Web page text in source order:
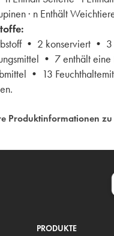
· n Enthält
• 2 konserviert •
• 7 enthält
• 13
Produktinformationen
PRODUKTE